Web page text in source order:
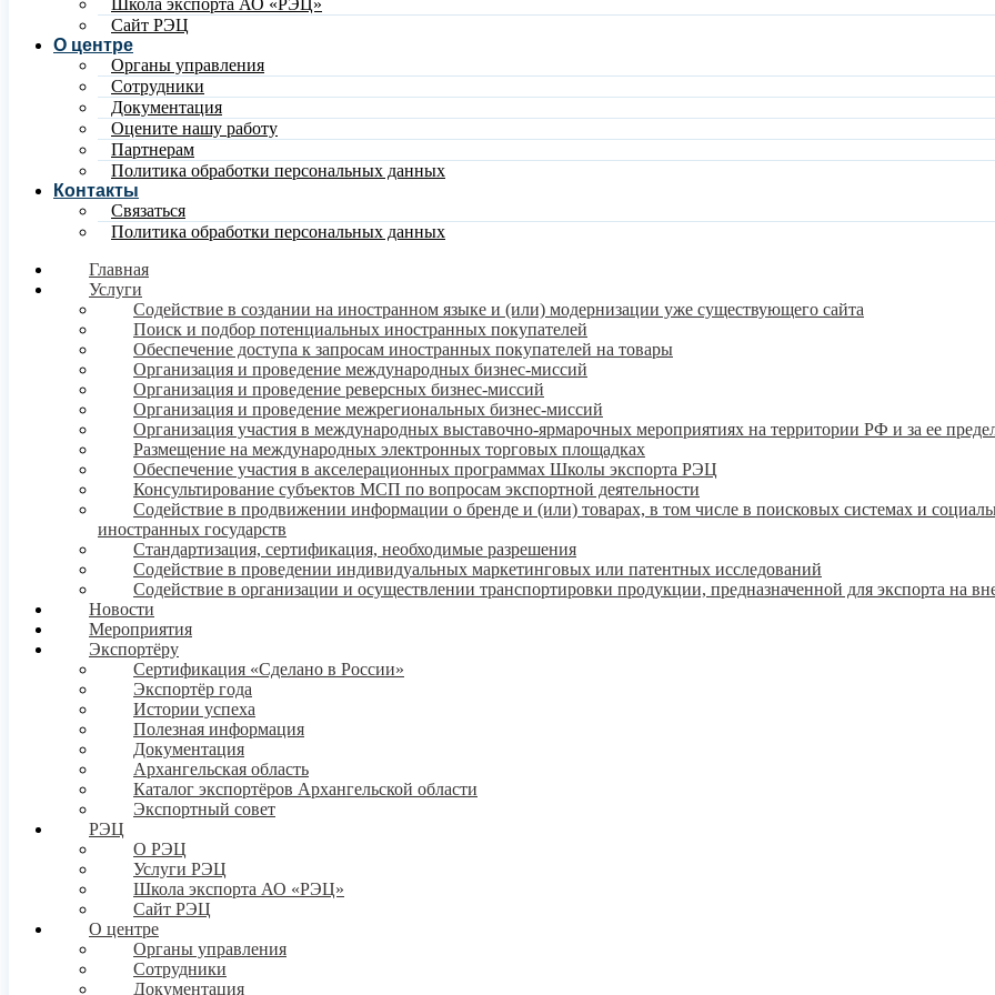
Школа экспорта АО «РЭЦ»
Сайт РЭЦ
О центре
Органы управления
Сотрудники
Документация
Оцените нашу работу
Партнерам
Политика обработки персональных данных
Контакты
Связаться
Политика обработки персональных данных
Главная
Услуги
Содействие в создании на иностранном языке и (или) модернизации уже существующего сайта
Поиск и подбор потенциальных иностранных покупателей
Обеспечение доступа к запросам иностранных покупателей на товары
Организация и проведение международных бизнес-миссий
Организация и проведение реверсных бизнес-миссий
Организация и проведение межрегиональных бизнес-миссий
Организация участия в международных выставочно-ярмарочных мероприятиях на территории РФ и за ее
Размещение на международных электронных торговых площадках
Обеспечение участия в акселерационных программах Школы экспорта РЭЦ
Консультирование субъектов МСП по вопросам экспортной деятельности
Содействие в продвижении информации о бренде и (или) товарах, в том числе в поисковых системах и
иностранных государств
Стандартизация, сертификация, необходимые разрешения
Содействие в проведении индивидуальных маркетинговых или патентных исследований
Содействие в организации и осуществлении транспортировки продукции, предназначенной для экспорта на
Новости
Мероприятия
Экспортёру
Сертификация «Сделано в России»
Экспортёр года
Истории успеха
Полезная информация
Документация
Архангельская область
Каталог экспортёров Архангельской области
Экспортный совет
РЭЦ
О РЭЦ
Услуги РЭЦ
Школа экспорта АО «РЭЦ»
Сайт РЭЦ
О центре
Органы управления
Сотрудники
Документация